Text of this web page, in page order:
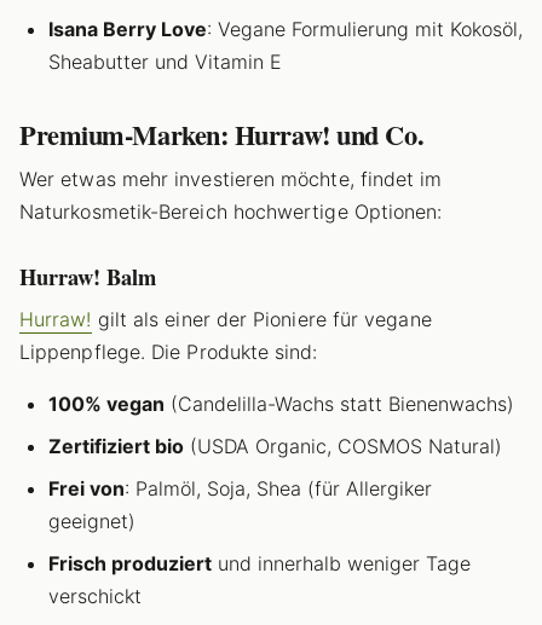
Isana Berry Love: Vegane Formulierung mit Kokosöl,
Sheabutter und Vitamin E
Premium-Marken: Hurraw! und Co.
Wer etwas mehr investieren möchte, findet im
Naturkosmetik-Bereich hochwertige Optionen:
Hurraw! Balm
Hurraw! gilt als einer der Pioniere für vegane
Lippenpflege. Die Produkte sind:
100% vegan (Candelilla-Wachs statt Bienenwachs)
Zertifiziert bio (USDA Organic, COSMOS Natural)
Frei von: Palmöl, Soja, Shea (für Allergiker
geeignet)
Frisch produziert und innerhalb weniger Tage
verschickt